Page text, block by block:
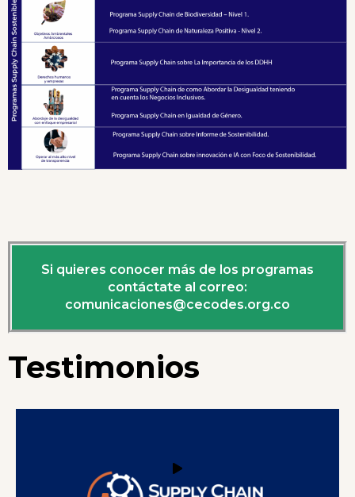
Si quieres conocer más de los programas
contáctate al correo:
comunicaciones@cecodes.org.co
Testimonios